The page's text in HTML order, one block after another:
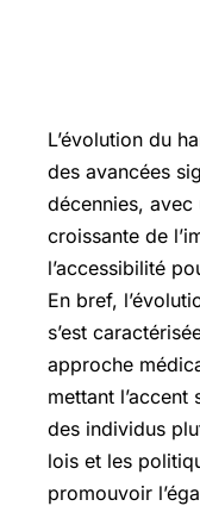
L’évolution du
des avancées
décennies,
croissante de
l’accessibilité
En bref,
s’est
approche
mettant
des individus
lois et les
promouvoir